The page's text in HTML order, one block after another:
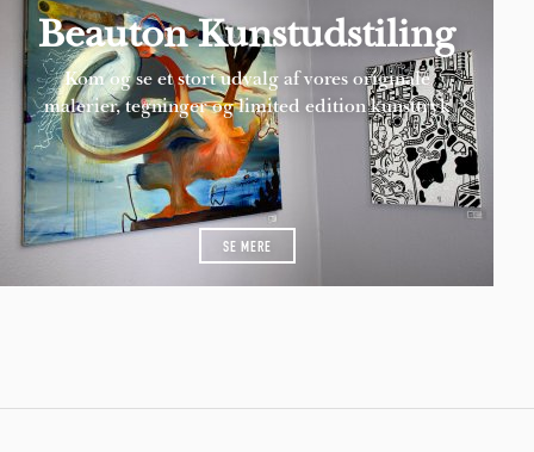
Beauton Kunstudstiling
Kom og se et stort udvalg af vores originale
malerier, tegninger og limited edition kunsttryk
SE MERE